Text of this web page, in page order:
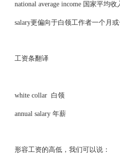
national average income 国家平均收
salary更偏向于白领工作者一个月或
工资条翻译
white collar 白领
annual salary 年薪
形容工资的高低，我们可以说：